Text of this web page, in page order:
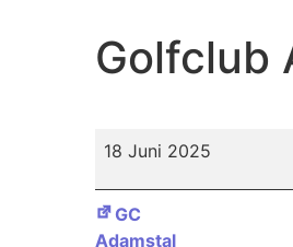
Golfclub
Golfclub
18 Juni 2025
GC
Adamstal